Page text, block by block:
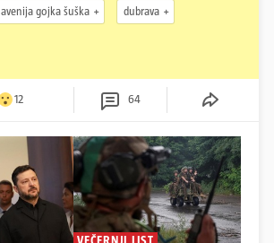
avenija gojka šuška dubrava
12 64